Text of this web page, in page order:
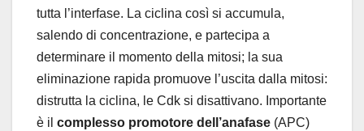
tutta l’interfase. La ciclina così si accumula,
salendo di concentrazione, e partecipa a
determinare il momento della mitosi; la sua
eliminazione rapida promuove l’uscita dalla mitosi:
distrutta la ciclina, le Cdk si disattivano. Importante
è il complesso promotore dell’anafase (APC)